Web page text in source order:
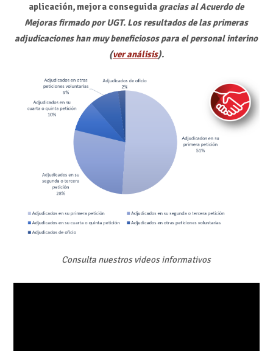
aplicación, mejora conseguida gracias al Acuerdo de
Mejoras firmado por UGT. Los resultados de las primeras
adjudicaciones han muy beneficiosos para el personal interino
(ver análisis).
Consulta nuestros videos informativos